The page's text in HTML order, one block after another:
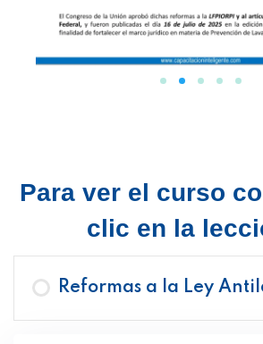
Para ver el curso
clic en la
Reformas a la Ley